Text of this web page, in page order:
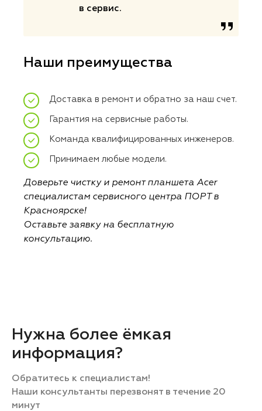
в сервис.
Наши преимущества
Доставка в ремонт и обратно за наш счет.
Гарантия на сервисные работы.
Команда квалифицированных инженеров.
Принимаем любые модели.
Доверьте чистку и ремонт планшета Acer
специалистам сервисного центра ПОРТ в
Красноярске!
Оставьте заявку на бесплатную
консультацию.
Нужна более ёмкая
информация?
Обратитесь к специалистам!
Наши консультанты перезвонят в течение 20
минут